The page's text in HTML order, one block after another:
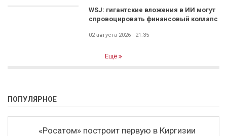
WSJ: гигантские вложения в ИИ могут
спровоцировать финансовый коллапс
02 августа 2026 - 21:35
Ещё
ПОПУЛЯРНОЕ
«Росатом» построит первую в Киргизии